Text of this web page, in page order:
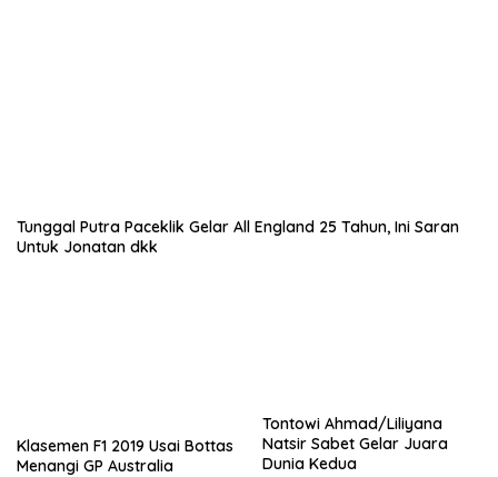
Tunggal Putra Paceklik Gelar All England 25 Tahun, Ini Saran
Untuk Jonatan dkk
Klasemen F1 2019 Usai Bottas
Menangi GP Australia
Tontowi Ahmad/Liliyana
Natsir Sabet Gelar Juara
Dunia Kedua